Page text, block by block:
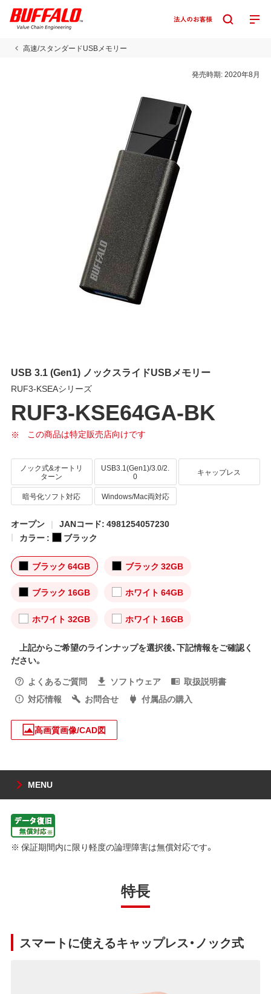
高速/スタンダードUSBメモリー
発売時期:2020年8月
USB 3.1 (Gen1) ノックスライドUSBメモリー
RUF3-KSEAシリーズ
RUF3-KSE64GA-BK
この商品は特定販売店向けです
ノック式&オートリ
ターン
USB3.1(Gen1)/3.0/2.
0 キャップレス
暗号化ソフト対応 Windows/Mac両対応
オープン
JANコード: 4981254057230
カラー :
ブラック
ブラック 64GB ブラック 32GB
ブラック 16GB ホワイト 64GB
ホワイト 32GB ホワイト 16GB
上記からご希望のラインナップを選択後、下記情報をご確認く
ださい。
よくあるご質問
ソフトウェア
取扱説明書
対応情報
お問合せ 付属品の購入
高画質画像/CAD図
MENU
※ 保証期間内に限り軽度の論理障害は無償対応です。
特長
スマートに使えるキャップレス・ノック式